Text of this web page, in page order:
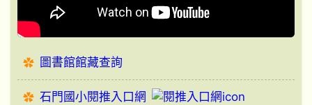
圖書館館藏查詢
石門國小閱推入口網